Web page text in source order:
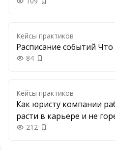
Добавить в закладки
Кейсы практиков
Расписание событий
84 Добавить в закладки
Кейсы практиков
Как юристу компании
расти в карьере и не
212 Добавить в закладки